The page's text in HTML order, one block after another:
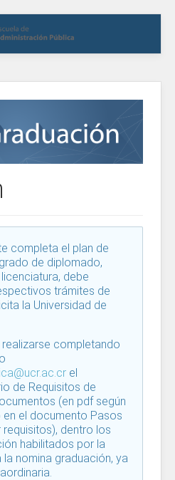
completa el plan de
de diplomado,
debe
trámites de
la Universidad de
completando
el
de Requisitos de
(en pdf según
el documento Pasos
requisitos), dentro los
habilitados por la
la nomina graduación, ya